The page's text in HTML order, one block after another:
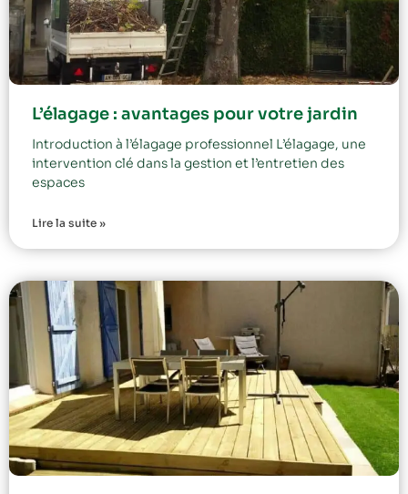
L’élagage : avantages pour votre jardin
Introduction à l’élagage professionnel L’élagage, une
intervention clé dans la gestion et l’entretien des
espaces
Lire la suite »